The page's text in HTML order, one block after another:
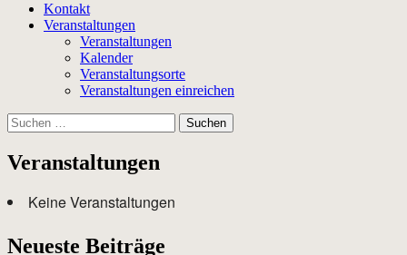
Kontakt
Veranstaltungen
Veranstaltungen
Kalender
Veranstaltungsorte
Veranstaltungen einreichen
Suchen
nach:
Veranstaltungen
Keine Veranstaltungen
Neueste Beiträge